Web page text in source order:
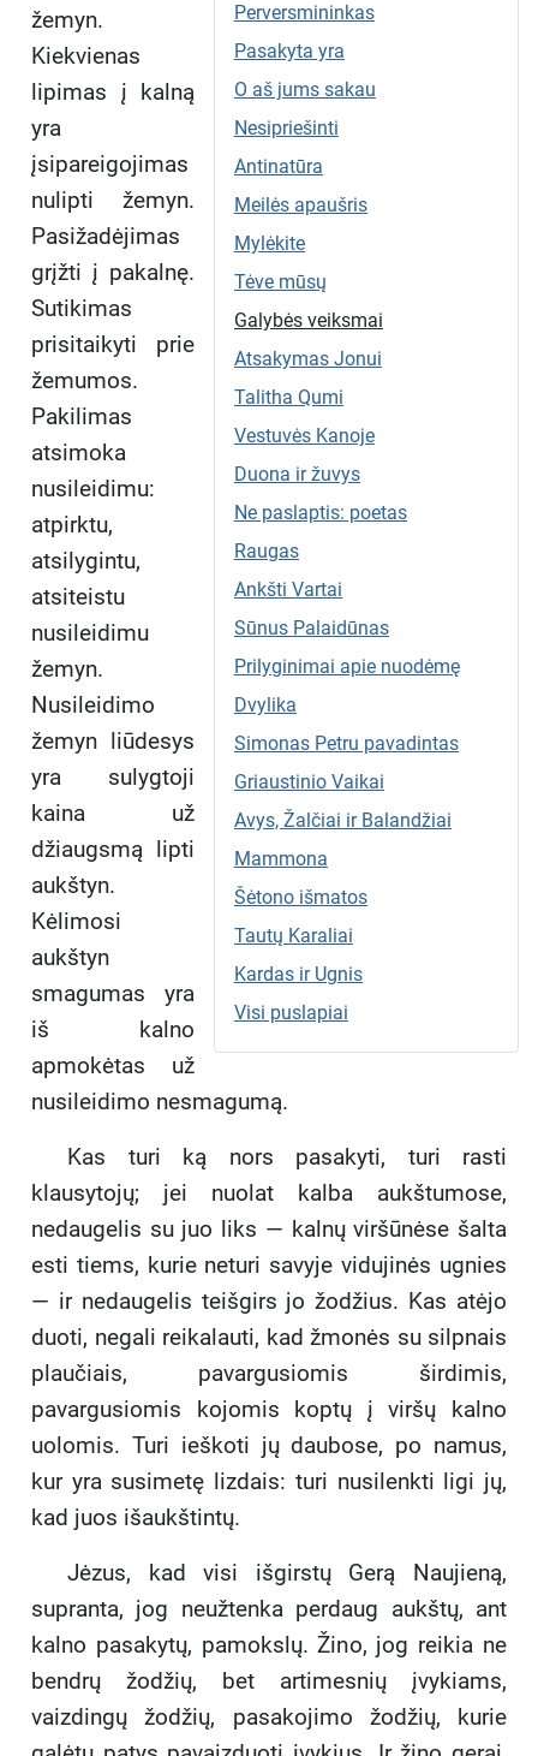
Perversmininkas
Pasakyta yra
O aš jums sakau
Nesipriešinti
Antinatūra
Meilės apaušris
Mylėkite
Tėve mūsų
Galybės veiksmai
Atsakymas Jonui
Talitha Qumi
Vestuvės Kanoje
Duona ir žuvys
Ne paslaptis: poetas
Raugas
Ankšti Vartai
Sūnus Palaidūnas
Prilyginimai apie nuodėmę
Dvylika
Simonas Petru pavadintas
Griaustinio Vaikai
Avys, Žalčiai ir Balandžiai
Mammona
Šėtono išmatos
Tautų Karaliai
Kardas ir Ugnis
Visi puslapiai
žemyn.
Kiekvienas
lipimas į kalną
yra
įsipareigojimas
nulipti žemyn.
Pasižadėjimas
grįžti į pakalnę.
Sutikimas
prisitaikyti prie
žemumos.
Pakilimas
atsimoka
nusileidimu:
atpirktu,
atsilygintu,
atsiteistu
nusileidimu
žemyn.
Nusileidimo
žemyn liūdesys
yra sulygtoji
kaina už
džiaugsmą lipti
aukštyn.
Kėlimosi
aukštyn
smagumas yra
iš kalno
apmokėtas už
nusileidimo nesmagumą.
Kas turi ką nors pasakyti, turi rasti
klausytojų; jei nuolat kalba aukštumose,
nedaugelis su juo liks — kalnų viršūnėse šalta
esti tiems, kurie neturi savyje vidujinės ugnies
— ir nedaugelis teišgirs jo žodžius. Kas atėjo
duoti, negali reikalauti, kad žmonės su silpnais
plaučiais, pavargusiomis širdimis,
pavargusiomis kojomis koptų į viršų kalno
uolomis. Turi ieškoti jų daubose, po namus,
kur yra susimetę lizdais: turi nusilenkti ligi jų,
kad juos išaukštintų.
Jėzus, kad visi išgirstų Gerą Naujieną,
supranta, jog neužtenka perdaug aukštų, ant
kalno pasakytų, pamokslų. Žino, jog reikia ne
bendrų žodžių, bet artimesnių įvykiams,
vaizdingų žodžių, pasakojimo žodžių, kurie